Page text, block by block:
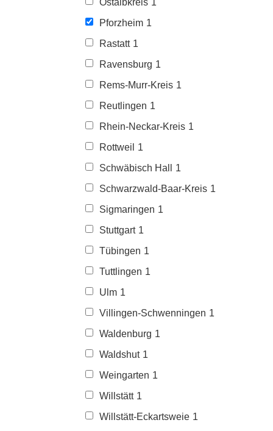
Ostalbkreis 1
Pforzheim 1
Rastatt 1
Ravensburg 1
Rems-Murr-Kreis 1
Reutlingen 1
Rhein-Neckar-Kreis 1
Rottweil
1
Schwäbisch Hall
1
Schwarzwald-Baar-Kreis 1
Sigmaringen 1
Stuttgart 1
Tübingen 1
Tuttlingen 1
Ulm 1
Villingen-Schwenningen 1
Waldenburg 1
Waldshut 1
Weingarten 1
Willstätt 1
Willstätt-Eckartsweie 1